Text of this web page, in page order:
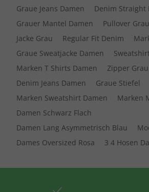
Graue Jeans Damen
Denim Straight
Grauer Mantel Damen
Pullover
Jacke Grau
Regular Fit Denim
Graue Sweatjacke Damen
Marken T Shirts Damen
Zipper Grau
Denim Jeans Damen
Graue Stiefel
Marken Sweatshirt Damen
Marken
Damen Schwarz Flach
Damen Lang Asymmetrisch Blau
Dames Oversized Rosa
3 4 Hosen